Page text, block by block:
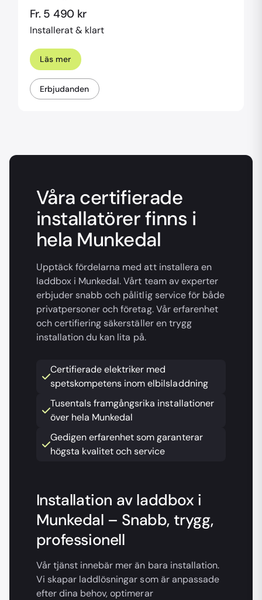
Fr. 5 490 kr
Installerat & klart
Läs mer
Erbjudanden
Våra certifierade
installatörer finns i
hela Munkedal
Upptäck fördelarna med att installera en
laddbox i Munkedal. Vårt team av experter
erbjuder snabb och pålitlig service för både
privatpersoner och företag. Vår erfarenhet
och certifiering säkerställer en trygg
installation du kan lita på.
Certifierade elektriker med
spetskompetens inom elbilsladdning
Tusentals framgångsrika installationer
över hela Munkedal
Gedigen erfarenhet som garanterar
högsta kvalitet och service
Installation av laddbox i
Munkedal – Snabb, trygg,
professionell
Vår tjänst innebär mer än bara installation.
Vi skapar laddlösningar som är anpassade
efter dina behov, optimerar